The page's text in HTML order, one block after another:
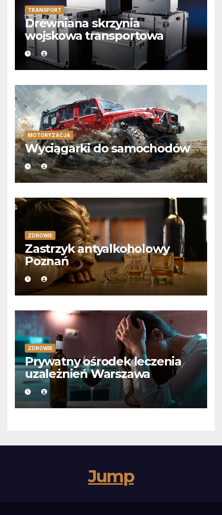
TRANSPORT
Drewniana skrzynia
wojskowa transportowa
MOTORYZACJA
Wyciągarki do samochodów
ZDROWIE
Zastrzyk antyalkoholowy
Poznań
ZDROWIE
Prywatny ośrodek leczenia
uzależnień Warszawa
Jump